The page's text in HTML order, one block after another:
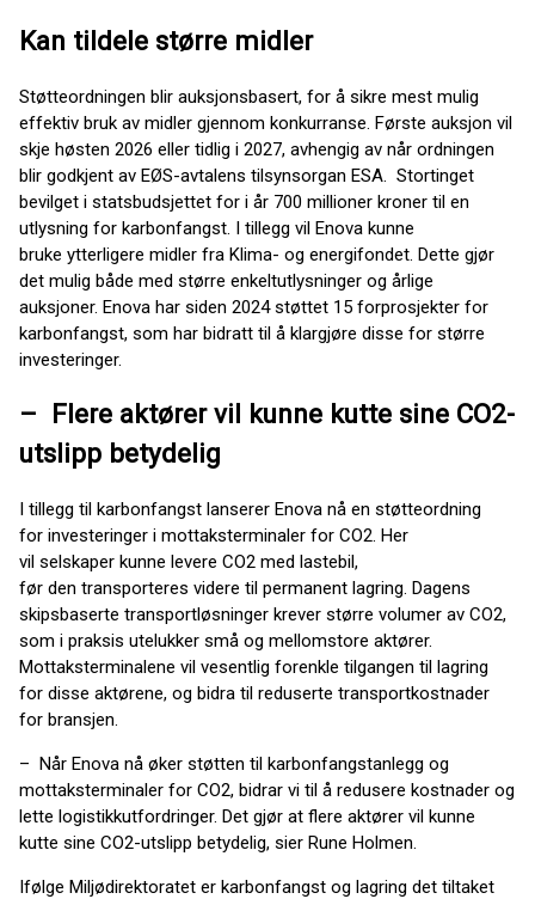
Kan tildele større midler
Støtteordningen blir auksjonsbasert, for å sikre mest mulig
effektiv bruk av midler gjennom konkurranse. Første auksjon vil
skje høsten 2026 eller tidlig i 2027, avhengig av når ordningen
blir godkjent av EØS-avtalens tilsynsorgan ESA. Stortinget
bevilget i statsbudsjettet for i år 700 millioner kroner til en
utlysning for karbonfangst. I tillegg vil Enova kunne
bruke ytterligere midler fra Klima- og energifondet. Dette gjør
det mulig både med større enkeltutlysninger og årlige
auksjoner. Enova har siden 2024 støttet 15 forprosjekter for
karbonfangst, som har bidratt til å klargjøre disse for større
investeringer.
– Flere aktører vil kunne kutte sine CO2-
utslipp betydelig
I tillegg til karbonfangst lanserer Enova nå en støtteordning
for investeringer i mottaksterminaler for CO2. Her
vil selskaper kunne levere CO2 med lastebil,
før den transporteres videre til permanent lagring. Dagens
skipsbaserte transportløsninger krever større volumer av CO2,
som i praksis utelukker små og mellomstore aktører.
Mottaksterminalene vil vesentlig forenkle tilgangen til lagring
for disse aktørene, og bidra til reduserte transportkostnader
for bransjen.
– Når Enova nå øker støtten til karbonfangstanlegg og
mottaksterminaler for CO2, bidrar vi til å redusere kostnader og
lette logistikkutfordringer. Det gjør at flere aktører vil kunne
kutte sine CO2-utslipp betydelig, sier Rune Holmen.
Ifølge Miljødirektoratet er karbonfangst og lagring det tiltaket